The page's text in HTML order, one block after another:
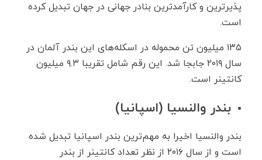
پذیرترین و کارآمدترین بنادر جهانی در جهان تبدیل کرده
است.
۱۳۵ میلیون تن محموله در اسکله‌های این بندر آلمان در
سال ۲۰۱۹ جابجا شد. این رقم شامل تقریبا ۹.۳ میلیون
کانتینر است.
بندر والنسیا (اسپانیا)
بندر والنسیا اخیرا به مهم‌ترین بندر اسپانیا تبدیل شده
است و از سال ۲۰۱۶ از نظر تعداد کانتینر از بندر